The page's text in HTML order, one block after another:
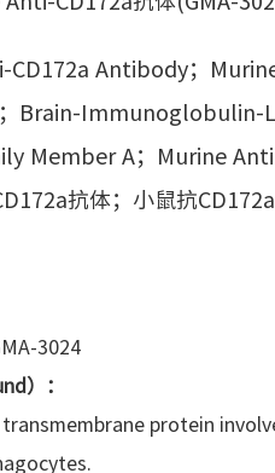
CD172a Antibody；
Brain-Immunoglobulin-
Member A；Murine
抗体；小鼠抗
3024
）：
transmembrane protein